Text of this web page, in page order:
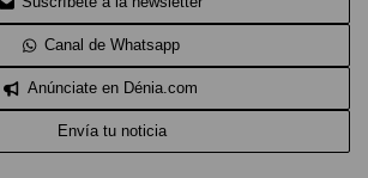
Canal de Whatsapp
Anúnciate en Dénia.com
Envía tu noticia